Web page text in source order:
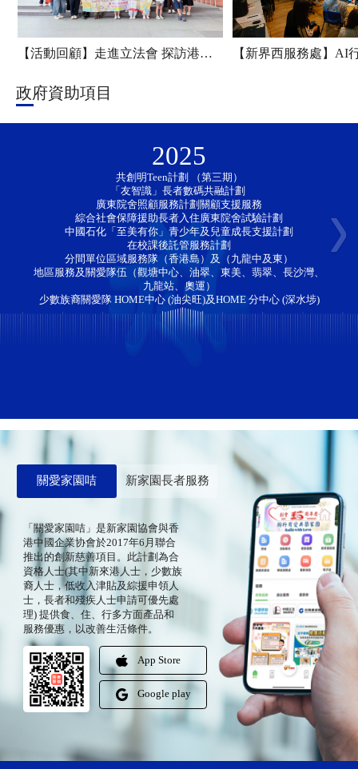
【活動回顧】走進立法會 探訪港科大——新家園協會「香江研學・少年探知」香港一日團圓滿舉行
政府資助項目
2025
共創明Teen計劃 （第三期）
「友智識」長者數碼共融計劃
廣東院舍照顧服務計劃關顧支援服務
綜合社會保障援助長者入住廣東院舍試驗計劃
中國石化「至美有你」青少年及兒童成長支援計劃
在校課後託管服務計劃
分間單位區域服務隊（香港島）及（九龍中及東）
地區服務及關愛隊伍（觀塘中心、油翠、東美、翡翠、長沙灣、
九龍站、奧運）
少數族裔關愛隊 HOME中心 (油尖旺)及HOME 分中心 (深水埗)
關愛家園咭 新家園長者服務
「關愛家園咭」是新家園協會與香
港中國企業协會於2017年6月聯合
推出的創新慈善項目。此計劃為合
資格人士(其中新來港人士，少數族
裔人士，低收入津貼及綜援申領人
士，長者和殘疾人士申請可優先處
理) 提供食、住、行多方面產品和
服務優惠，以改善生活條件。
App Store
Google play